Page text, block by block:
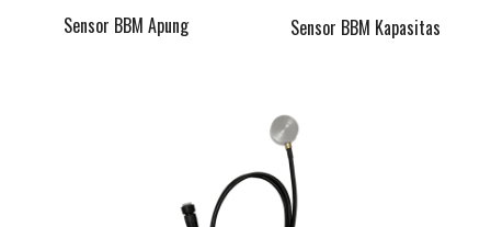
Sensor BBM Apung Sensor BBM Kapasitas